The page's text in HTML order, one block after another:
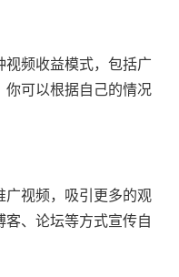
频收益模式，包括广
可以根据自己的情况
视频，吸引更多的观
、论坛等方式宣传自